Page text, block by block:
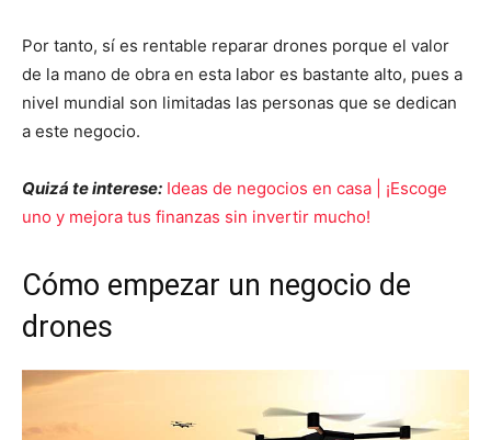
Por tanto, sí es rentable reparar drones porque el valor
de la mano de obra en esta labor es bastante alto, pues a
nivel mundial son limitadas las personas que se dedican
a este negocio.
Quizá te interese: Ideas de negocios en casa | ¡Escoge
uno y mejora tus finanzas sin invertir mucho!
Cómo empezar un negocio de
drones